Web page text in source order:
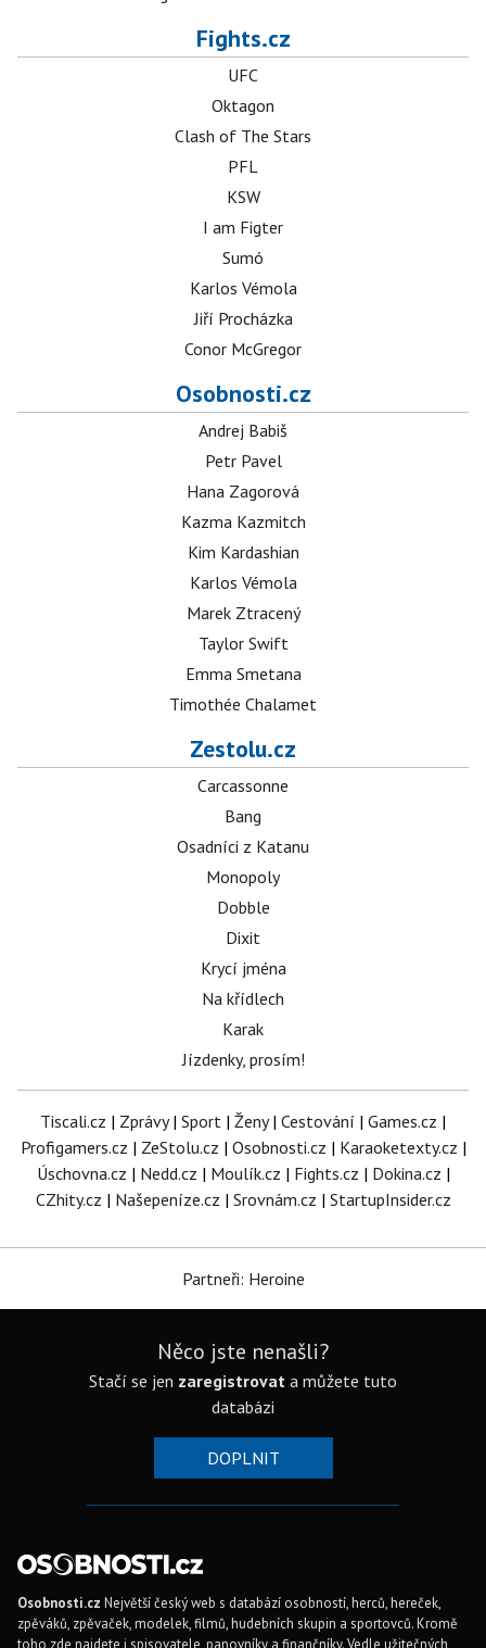
Fights.cz
UFC
Oktagon
Clash of The Stars
PFL
KSW
I am Figter
Sumó
Karlos Vémola
Jiří Procházka
Conor McGregor
Osobnosti.cz
Andrej Babiš
Petr Pavel
Hana Zagorová
Kazma Kazmitch
Kim Kardashian
Karlos Vémola
Marek Ztracený
Taylor Swift
Emma Smetana
Timothée Chalamet
Zestolu.cz
Carcassonne
Bang
Osadníci z Katanu
Monopoly
Dobble
Dixit
Krycí jména
Na křídlech
Karak
Jízdenky, prosím!
Tiscali.cz | Zprávy| Sport | Ženy| Cestování | Games.cz |
Profigamers.cz | ZeStolu.cz | Osobnosti.cz | Karaoketexty.cz |
Úschovna.cz | Nedd.cz | Moulík.cz | Fights.cz | Dokina.cz |
CZhity.cz | Našepeníze.cz | Srovnám.cz | StartupInsider.cz
Partneři: Heroine
Něco jste nenašli?
Stačí se jen zaregistrovat a můžete tuto
databázi
DOPLNIT
Osobnosti.cz Největší český web s databází osobností, herců, hereček,
zpěváků, zpěvaček, modelek, filmů, hudebních skupin a sportovců. Kromě
toho zde najdete i spisovatele, panovníky a finančníky. Vedle užitečných